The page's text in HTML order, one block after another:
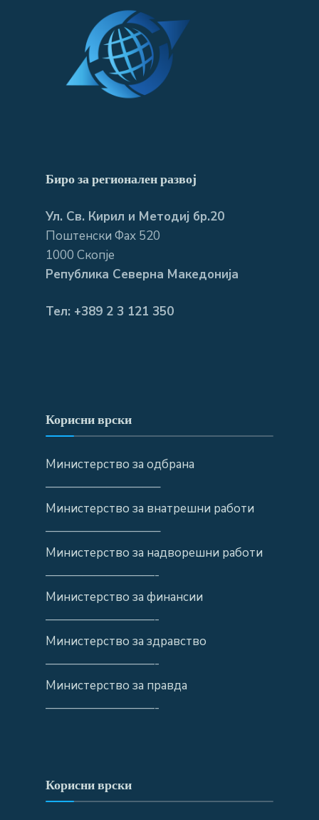
Биро за регионален развој
Ул. Св. Кирил и Методиј бр.20
Поштенски Фах 520
1000 Скопје
Република Северна Македонија
Тел: +389 2 3 121 350
Корисни врски
Министерство за одбрана
—————————–
Министерство за внатрешни работи
—————————–
Министерство за надворешни работи
—————————-
Министерство за финансии
—————————-
Министерство за здравство
—————————-
Министерство за правда
—————————-
Корисни врски